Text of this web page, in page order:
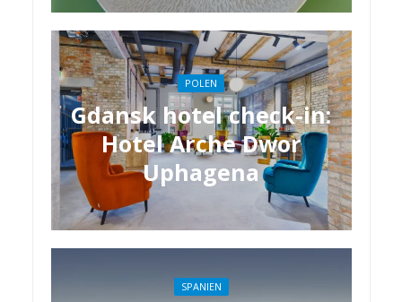
POLEN
Gdansk hotel check-in:
Hotel Arche Dwor
Uphagena
SPANIEN